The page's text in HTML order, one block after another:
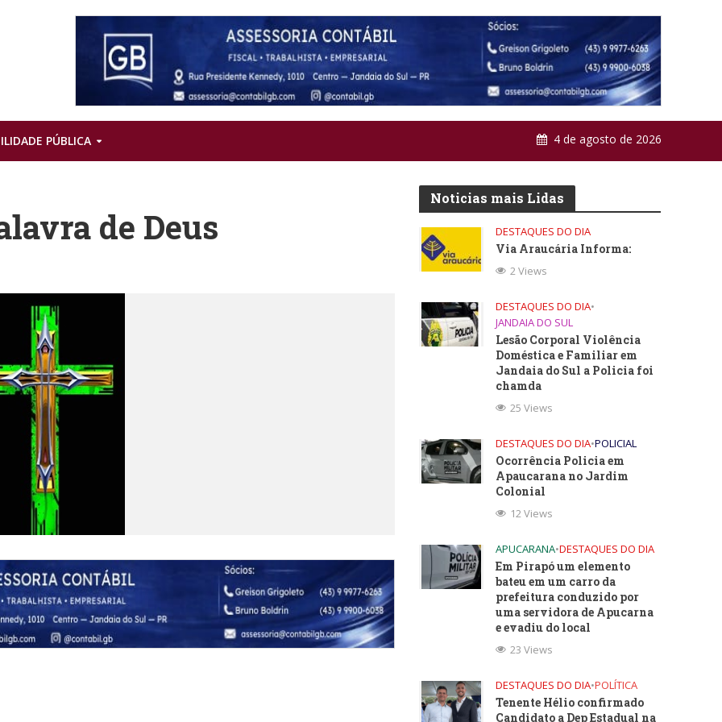
PÚBLICA 4 de agosto de 2026
de Deus
Noticias mais Lidas
DESTAQUES DO DIA
Via Araucária Informa:
2 Views
DESTAQUES DO DIA•
JANDAIA DO SUL
Lesão Corporal Violência
Doméstica e Familiar em
Jandaia do Sul a Policia foi
chamda
25 Views
DESTAQUES DO DIA•POLICIAL
Ocorrência Policia em
Apaucarana no Jardim
Colonial
12 Views
APUCARANA•DESTAQUES DO DIA
Em Pirapó um elemento
bateu em um carro da
prefeitura conduzido por
uma servidora de Apucarna
e evadiu do local
23 Views
DESTAQUES DO DIA•POLÍTICA
Tenente Hélio confirmado
Candidato a Dep Estadual na